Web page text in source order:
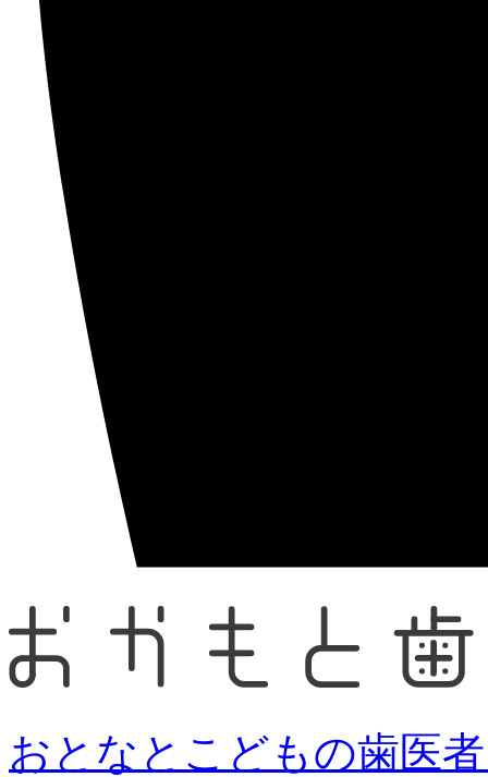
おとなとこどもの歯医